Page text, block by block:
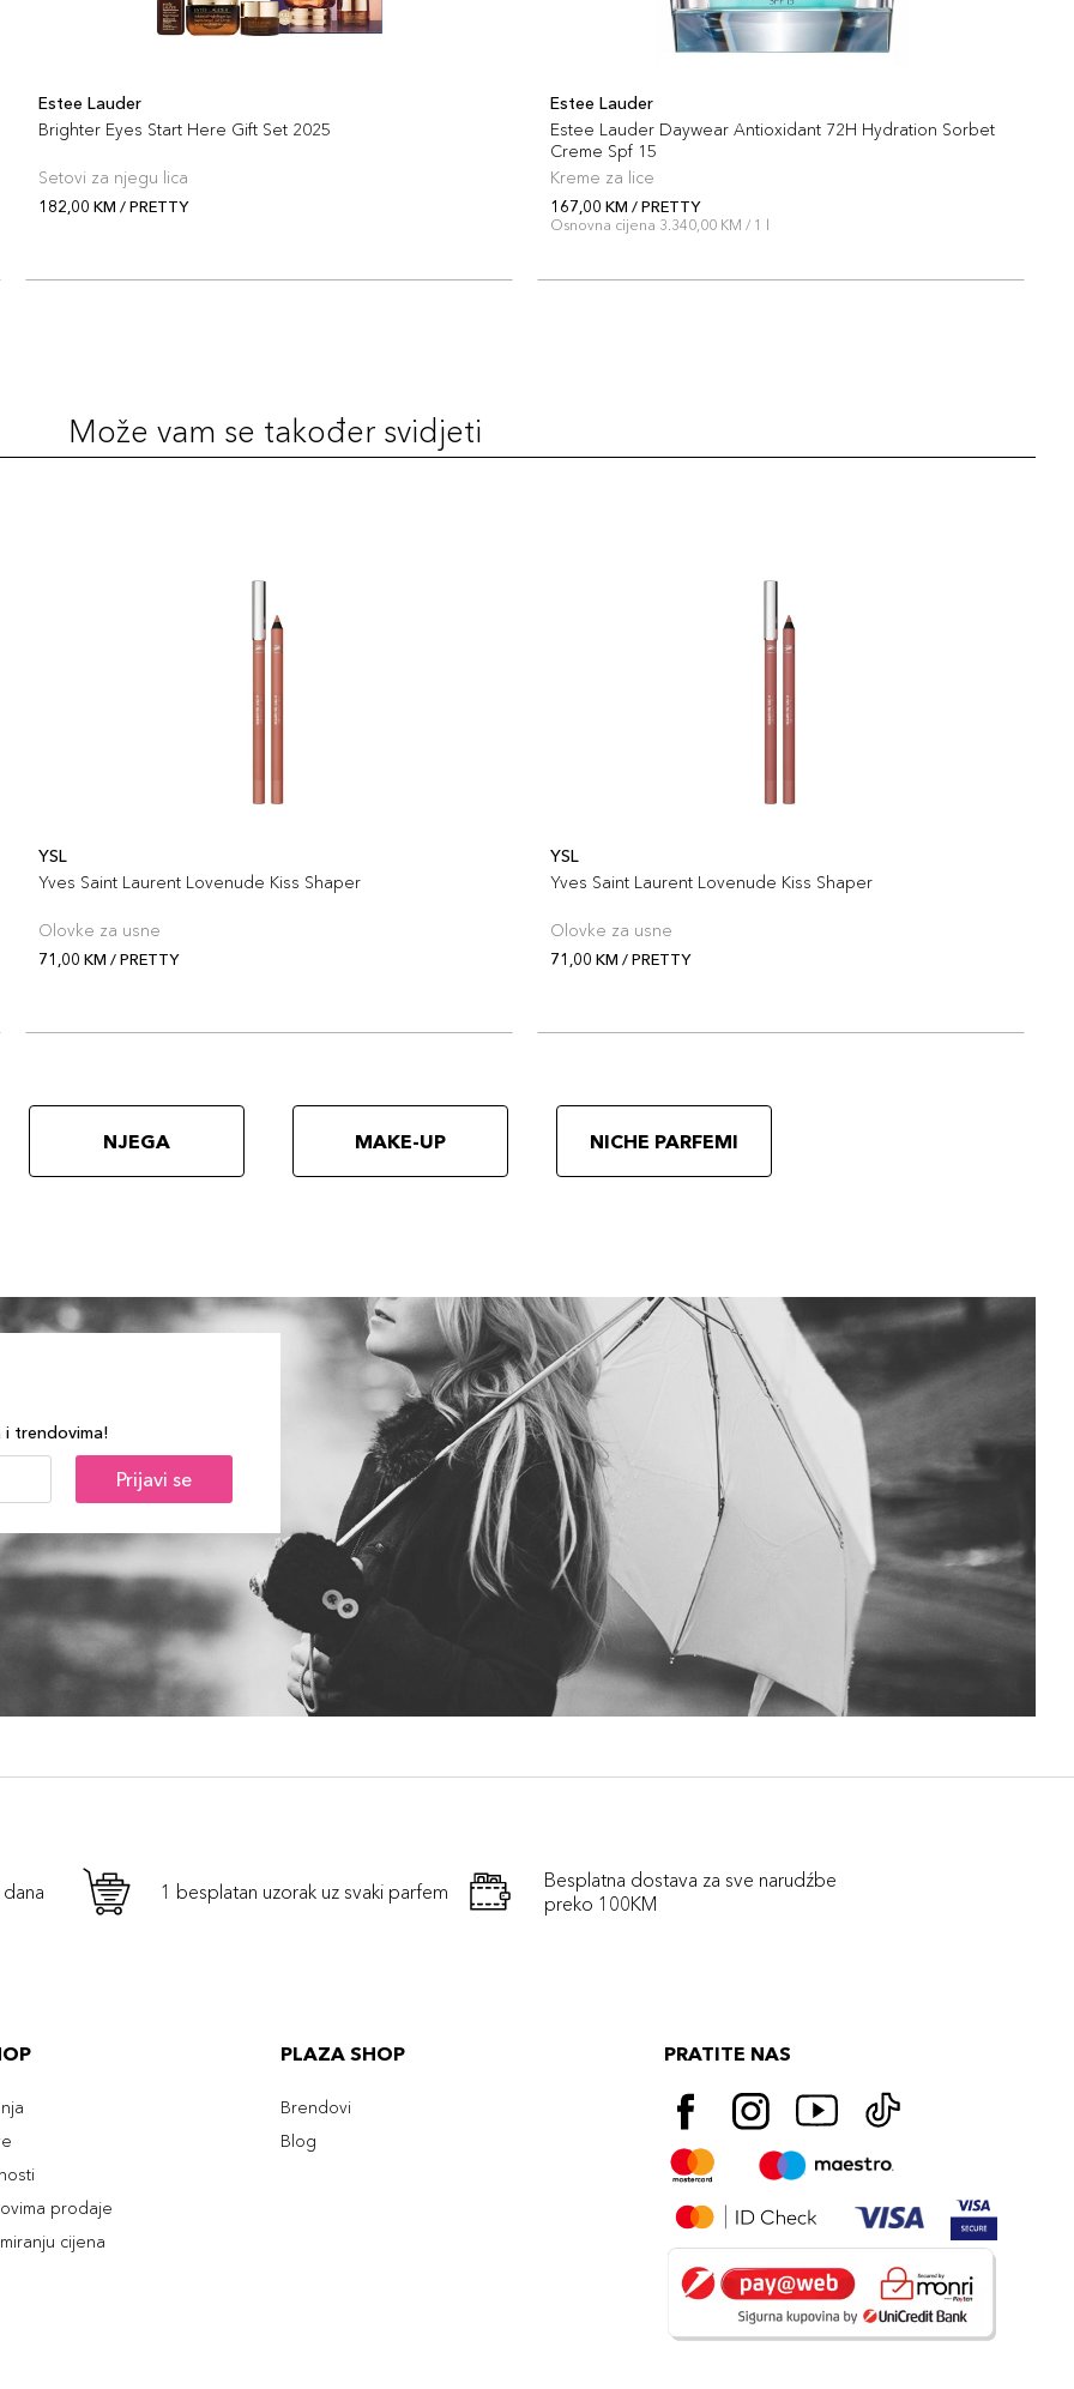
Estee Lauder
Brighter Eyes Start Here Gift Set 2025
Setovi za njegu lica
182,00 KM / PRETTY
Estee Lauder
Estee Lauder Daywear Antioxidant 72H Hydration Sorbet
Creme Spf 15
Kreme za lice
167,00 KM / PRETTY
Osnovna cijena 3.340,00 KM / 1 l
Može vam se također svidjeti
YSL
Yves Saint Laurent Lovenude Kiss Shaper
Olovke za usne
71,00 KM / PRETTY
YSL
Yves Saint Laurent Lovenude Kiss Shaper
Olovke za usne
71,00 KM / PRETTY
NJEGA MAKE-UP NICHE PARFEMI
i trendovima!
Prijavi se
1 besplatan uzorak uz svaki parfem
Besplatna dostava za sve narudźbe
preko 100KM
prodaje
cijena
PLAZA SHOP
Brendovi
Blog
PRATITE NAS